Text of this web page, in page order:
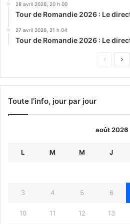
28 avril 2026, 20 h 00
Tour de Romandie 2026 : Le
27 avril 2026, 21 h 04
Tour de Romandie 2026 : Le
Page
Toute l’info, jour par jour
août 2026
L M M J
3 4 5 6
10 11 12 13